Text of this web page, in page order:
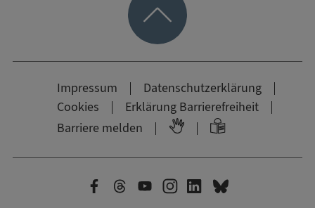
Impressum
Datenschutzerklärung
Cookies
Erklärung Barrierefreiheit
Barriere melden